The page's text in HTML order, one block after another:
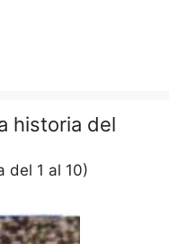
historia del
del 1 al 10)